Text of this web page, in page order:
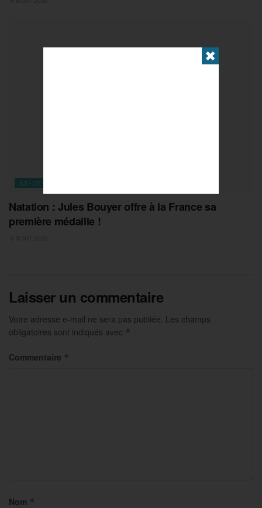
ILE-DE-FRANCE
Natation : Jules Bouyer offre à la France sa
première médaille !
Laisser un commentaire
Votre adresse e-mail ne sera pas publiée. Les champs
obligatoires sont indiqués avec *
Commentaire *
Nom *
✖